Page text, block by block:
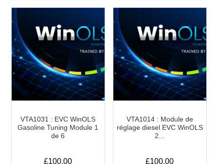
VTA1031 : EVC WinOLS
Gasoline Tuning Module 1
de 6
£100.00
VTA1014 : Module de
réglage diesel EVC WinOLS
2...
£100.00